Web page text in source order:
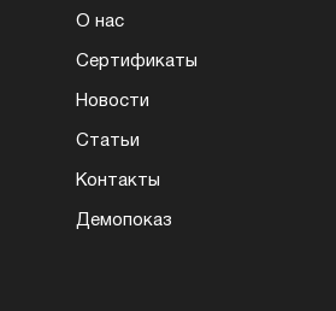
О нас
Сертификаты
Новости
Статьи
Контакты
Демопоказ